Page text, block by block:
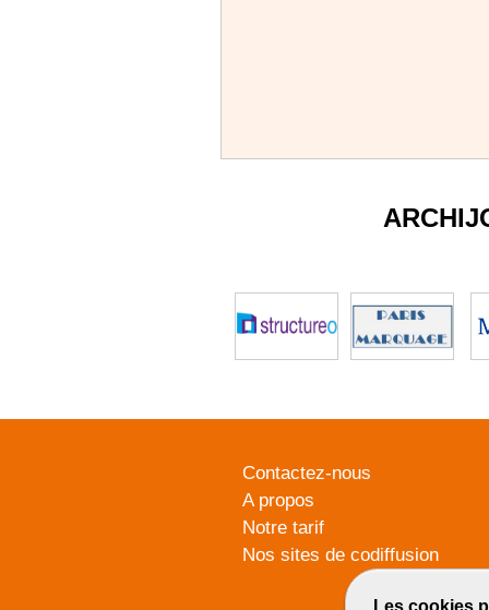
Les cookies
Contactez-nous
A propos
Notre tarif
Nos sites de codiffusion